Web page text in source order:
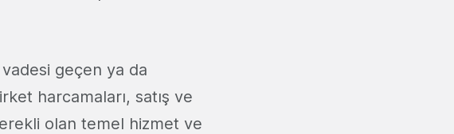
geçen ya da
harcamaları, satış ve
olan temel hizmet ve